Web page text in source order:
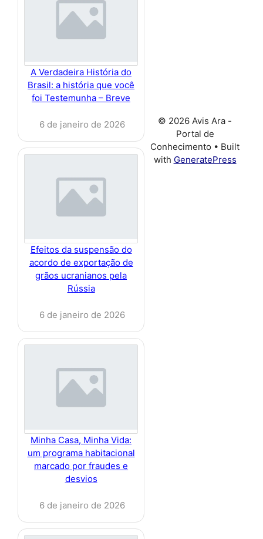
A Verdadeira História do
Brasil: a história que você
foi Testemunha – Breve
6 de janeiro de 2026
Efeitos da suspensão do
acordo de exportação de
grãos ucranianos pela
Rússia
6 de janeiro de 2026
Minha Casa, Minha Vida:
um programa habitacional
marcado por fraudes e
desvios
6 de janeiro de 2026
© 2026 Avis Ara -
Portal de
Conhecimento • Built
with GeneratePress